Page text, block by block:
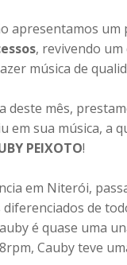
apresentamos um
, revivendo
música de
deste mês,
em sua música, a
PEIXOTO!
em Niterói,
de
é quase uma
Cauby teve